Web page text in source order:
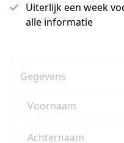
Uiterlijk een week
alle informatie
Gegevens
Voornaam
Achternaam